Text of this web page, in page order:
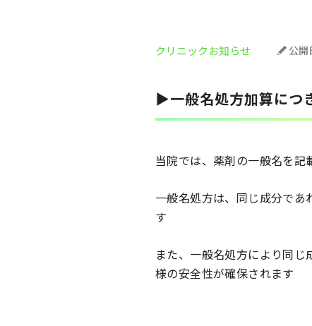
クリニックお知らせ 公開
▶一般名処方加算につ
当院では、薬剤の一般名を
一般名処方は、同じ成分で
す
また、一般名処方により同
様の安全性が確保されます